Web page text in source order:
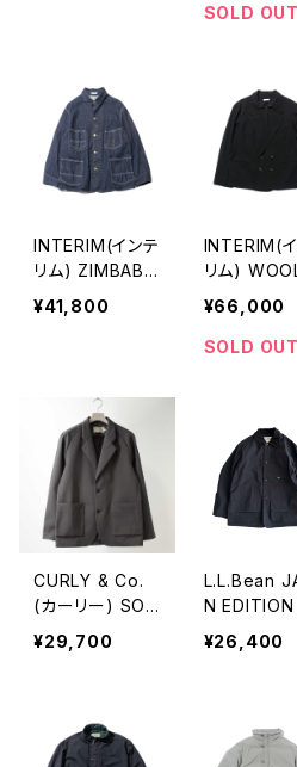
SOLD OUT
INTERIM(インテ
リム) ZIMBAB
WE COTTON
SHUTTLE DEN
カバーオール
¥41,800
INTERIM(
リム)
REPE
OILE
OCK
¥66,000
SOLD OUT
CURLY & Co.
(カーリー) SOLI
D DOUBLE-KNI
T RAGLAN SLE
¥29,700
L.L.Bean
N EDITION
ルエルビー
ャパンエディ
メンズ ビーン
ズ・フィール
¥26,400